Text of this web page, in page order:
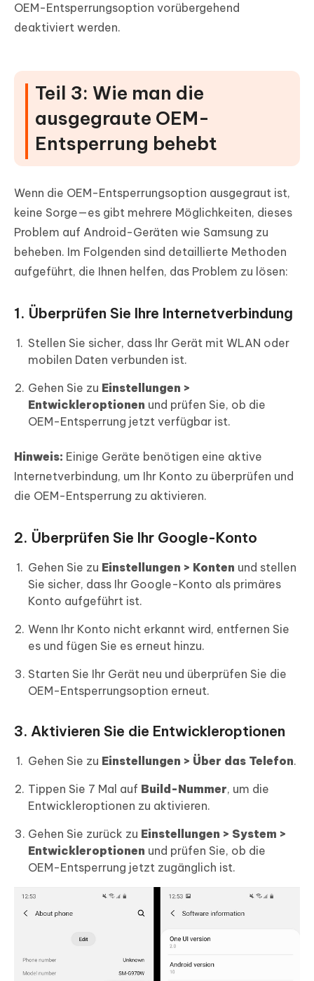
OEM-Entsperrungsoption vorübergehend
deaktiviert werden.
Teil 3: Wie man die
ausgegraute OEM-
Entsperrung behebt
Wenn die OEM-Entsperrungsoption ausgegraut ist,
keine Sorge—es gibt mehrere Möglichkeiten, dieses
Problem auf Android-Geräten wie Samsung zu
beheben. Im Folgenden sind detaillierte Methoden
aufgeführt, die Ihnen helfen, das Problem zu lösen:
1. Überprüfen Sie Ihre Internetverbindung
Stellen Sie sicher, dass Ihr Gerät mit WLAN oder
mobilen Daten verbunden ist.
Gehen Sie zu Einstellungen >
Entwickleroptionen und prüfen Sie, ob die
OEM-Entsperrung jetzt verfügbar ist.
Hinweis: Einige Geräte benötigen eine aktive
Internetverbindung, um Ihr Konto zu überprüfen und
die OEM-Entsperrung zu aktivieren.
2. Überprüfen Sie Ihr Google-Konto
Gehen Sie zu Einstellungen > Konten und stellen
Sie sicher, dass Ihr Google-Konto als primäres
Konto aufgeführt ist.
Wenn Ihr Konto nicht erkannt wird, entfernen Sie
es und fügen Sie es erneut hinzu.
Starten Sie Ihr Gerät neu und überprüfen Sie die
OEM-Entsperrungsoption erneut.
3. Aktivieren Sie die Entwickleroptionen
Gehen Sie zu Einstellungen > Über das Telefon.
Tippen Sie 7 Mal auf Build-Nummer, um die
Entwickleroptionen zu aktivieren.
Gehen Sie zurück zu Einstellungen > System >
Entwickleroptionen und prüfen Sie, ob die
OEM-Entsperrung jetzt zugänglich ist.